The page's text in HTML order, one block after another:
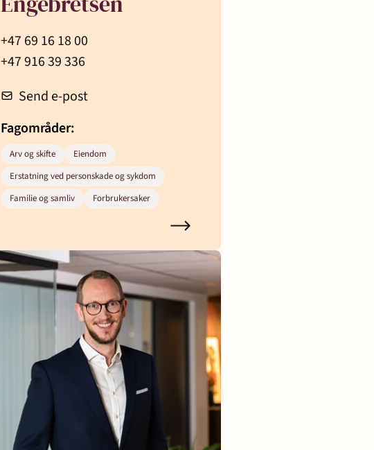
+47 69 16 18 00
+47 916 39 336
Send e-post
Fagområder:
Arv og skifte
Eiendom
Erstatning ved personskade og sykdom
Familie og samliv
Forbrukersaker